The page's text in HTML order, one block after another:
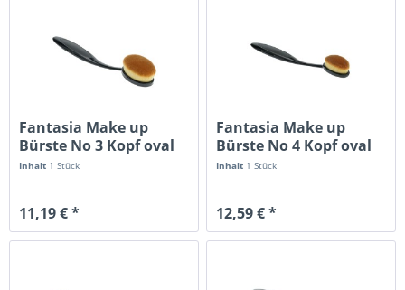
Fantasia Make up
Bürste No 3 Kopf oval
groß...
Inhalt 1 Stück
11,19 € *
Fantasia Make up
Bürste No 4 Kopf oval
mittel...
Inhalt 1 Stück
12,59 € *